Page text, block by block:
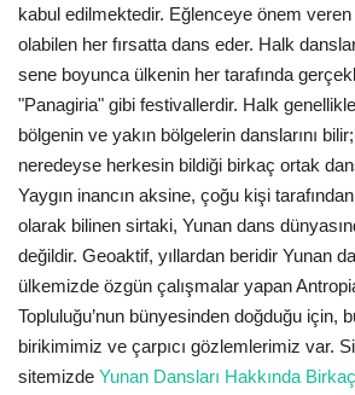
kabul edilmektedir. Eğlenceye önem
olabilen her fırsatta dans eder. Halk
sene boyunca ülkenin her tarafında
"Panagiria" gibi festivallerdir. Halk
bölgenin ve yakın bölgelerin danslarını
neredeyse herkesin bildiği birkaç ortak
Yaygın inancın aksine, çoğu kişi
olarak bilinen sirtaki, Yunan dans
değildir. Geoaktif, yıllardan beridir Yunan
ülkemizde özgün çalışmalar yapan
Topluluğu’nun bünyesinden doğduğu için,
birikimimiz ve çarpıcı gözlemlerimiz var.
sitemizde Yunan Dansları Hakkında